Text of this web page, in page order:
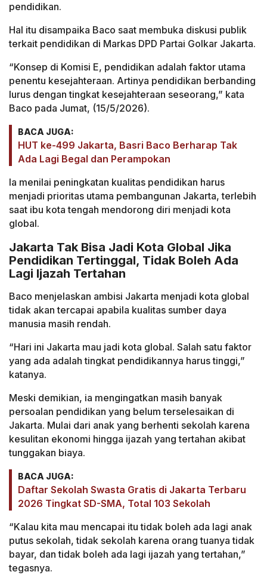
pendidikan.
Hal itu disampaika Baco saat membuka diskusi publik
terkait pendidikan di Markas DPD Partai Golkar Jakarta.
“Konsep di Komisi E, pendidikan adalah faktor utama
penentu kesejahteraan. Artinya pendidikan berbanding
lurus dengan tingkat kesejahteraan seseorang,” kata
Baco pada Jumat, (15/5/2026).
BACA JUGA:
HUT ke-499 Jakarta, Basri Baco Berharap Tak
Ada Lagi Begal dan Perampokan
Ia menilai peningkatan kualitas pendidikan harus
menjadi prioritas utama pembangunan Jakarta, terlebih
saat ibu kota tengah mendorong diri menjadi kota
global.
Jakarta Tak Bisa Jadi Kota Global Jika
Pendidikan Tertinggal, Tidak Boleh Ada
Lagi Ijazah Tertahan
Baco menjelaskan ambisi Jakarta menjadi kota global
tidak akan tercapai apabila kualitas sumber daya
manusia masih rendah.
“Hari ini Jakarta mau jadi kota global. Salah satu faktor
yang ada adalah tingkat pendidikannya harus tinggi,”
katanya.
Meski demikian, ia mengingatkan masih banyak
persoalan pendidikan yang belum terselesaikan di
Jakarta. Mulai dari anak yang berhenti sekolah karena
kesulitan ekonomi hingga ijazah yang tertahan akibat
tunggakan biaya.
BACA JUGA:
Daftar Sekolah Swasta Gratis di Jakarta Terbaru
2026 Tingkat SD-SMA, Total 103 Sekolah
“Kalau kita mau mencapai itu tidak boleh ada lagi anak
putus sekolah, tidak sekolah karena orang tuanya tidak
bayar, dan tidak boleh ada lagi ijazah yang tertahan,”
tegasnya.